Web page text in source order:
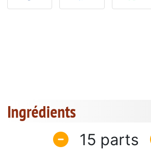
Ingrédients
15